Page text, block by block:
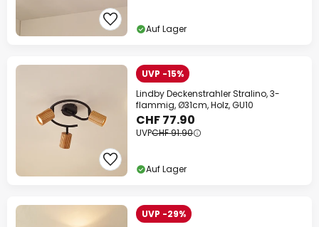
Auf Lager
UVP -15%
Lindby Deckenstrahler Stralino, 3-
flammig, Ø31cm, Holz, GU10
CHF 77.90
UVPCHF 91.90
Auf Lager
UVP -29%